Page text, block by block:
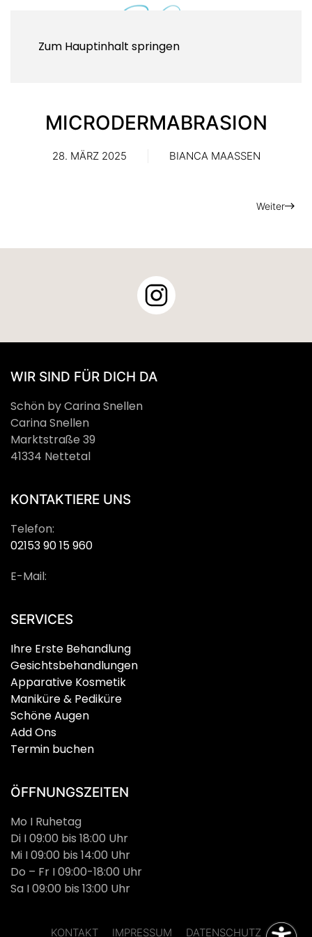
Zum Hauptinhalt springen
MICRODERMABRASION
28. MÄRZ 2025 BIANCA MAASSEN
Weiter
WIR SIND FÜR DICH DA
Schön by Carina Snellen
Carina Snellen
Marktstraße 39
41334 Nettetal
KONTAKTIERE UNS
Telefon:
02153 90 15 960
E-Mail:
SERVICES
Ihre Erste Behandlung
Gesichtsbehandlungen
Apparative Kosmetik
Maniküre & Pediküre
Schöne Augen
Add Ons
Termin buchen
ÖFFNUNGSZEITEN
Mo I Ruhetag
Di I 09:00 bis 18:00 Uhr
Mi I 09:00 bis 14:00 Uhr
Do – Fr I 09:00-18:00 Uhr
Sa I 09:00 bis 13:00 Uhr
KONTAKT IMPRESSUM DATENSCHUTZ